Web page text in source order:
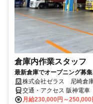
倉庫内作業スタッフ
最新倉庫でオープニング募
株式会社ゼラス 尼崎倉
交通・アクセス 阪神電車
月給230,000円～250,000